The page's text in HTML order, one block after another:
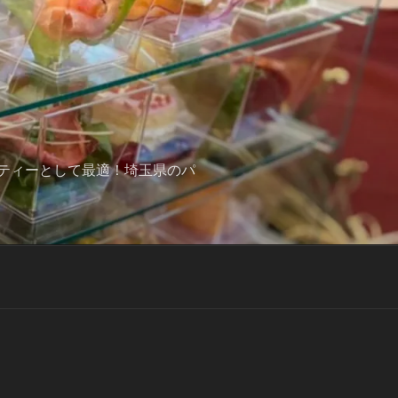
ィーとして最適！埼玉県のパ